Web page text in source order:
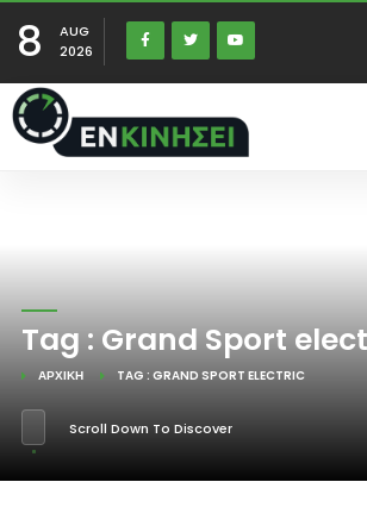
8
AUG
2026
Tag : Grand Sport
ΑΡΧΙΚΉ TAG : GRAND SPORT ELECTRIC
Scroll Down To Discover